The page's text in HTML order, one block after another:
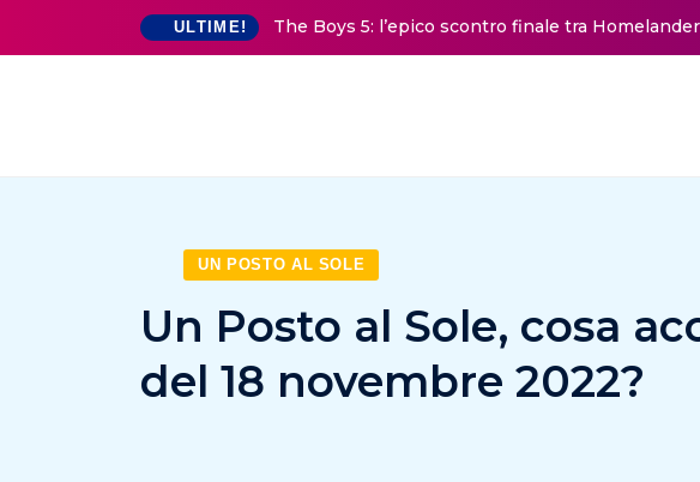
ULTIME! The Boys 5: l’epico scontro finale tra
UN POSTO AL SOLE
Un Posto al Sole, cosa
del 18 novembre 2022?